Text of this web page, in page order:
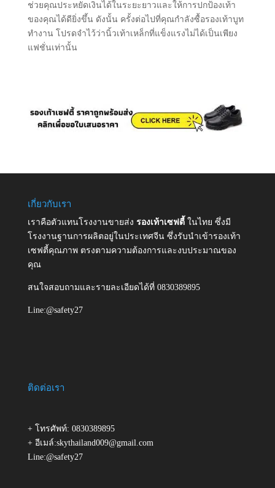
ช่วยคุณประหยัดเงินได้ในระยะยาวและให้การปกป้องเท้า
ของคุณได้ดียิ่งขึ้น ดังนั้น ครั้งต่อไปที่คุณกําลังซื้อรองเท้าบูท
ทํางาน โปรดจําไว้ว่านิ้วเท้าเหล็กที่แข็งแรงไม่ได้เป็นเพียง
แฟชั่นเท่านั้น
เกี่ยวกับเรา
เราคือตัวแทนโรงงานขายส่ง รองเท้าเซฟตี้ ในไทย ซึ่งมี
โรงงานฐานการผลิตอยู่ในประเทศจีน ซึ่งรับนำเข้ารองเท้า
เซฟตี้คุณภาพ ตรงตามความต้องการและงบประมาณของ
คุณ
สนใจสอบถามและรายละเอียดได้ที่ 0830389895
Line:@safety27
ติดต่อเรา
+ โทรศัพท์: 0830389895
+ อีเมล์:skythailand009@gmail.com
Line:@safety27